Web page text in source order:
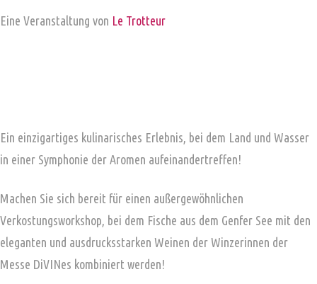
Eine Veranstaltung von Le Trotteur
Ein einzigartiges kulinarisches Erlebnis, bei dem Land und Wasser
in einer Symphonie der Aromen aufeinandertreffen!
Machen Sie sich bereit für einen außergewöhnlichen
Verkostungsworkshop, bei dem Fische aus dem Genfer See mit den
eleganten und ausdrucksstarken Weinen der Winzerinnen der
Messe DiVINes kombiniert werden!